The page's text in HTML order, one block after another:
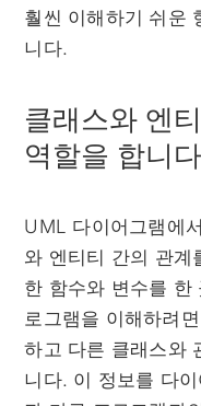
훨씬 이해하기 쉬운
니다.
클래스와 엔
역할을 합니
UML 다이어그램에
와 엔티티 간의 관계
한 함수와 변수를 한
로그램을 이해하려
하고 다른 클래스와
니다. 이 정보를 다